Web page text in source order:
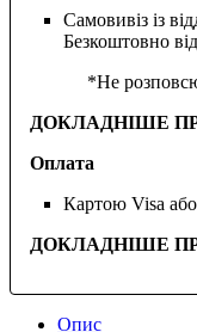
Самовивіз із
Безкоштовно від
*Не
ДОКЛАДНІШЕ
Оплата
Картою Visa
ДОКЛАДНІШЕ
Опис